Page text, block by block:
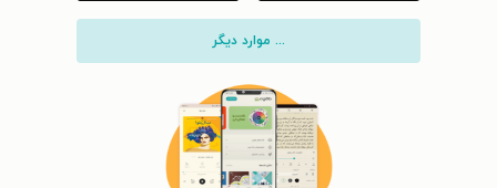
... موارد دیگر